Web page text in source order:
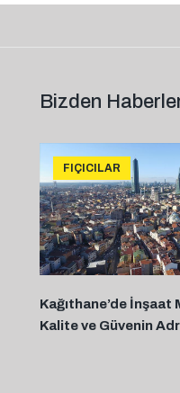
Bizden
FIÇICILAR
Kağıthane’de İnşaat
Kalite ve Güvenin